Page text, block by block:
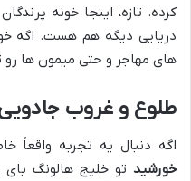
کرده. تازه، اینجا خونه
دریایی دیگه هم هست. اگه
های مهاجر و حتی میمون ها رو
طلوع و غروب
اگه دنبال یه تجربه واقعاً
خورشید تو خلیج هالونگ